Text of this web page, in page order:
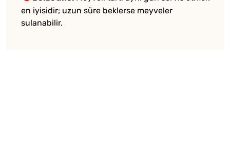
en iyisidir; uzun süre beklerse meyveler
sulanabilir.